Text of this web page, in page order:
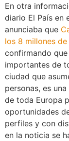
En otra
diario El País en
anunciaba que
los 8 millones
confirmando
importantes de
ciudad que
personas, es
de toda Europa
oportunidades
perfiles y con
en la noticia se